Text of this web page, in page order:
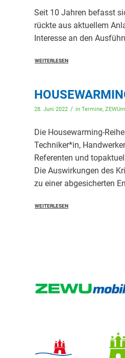
Seit 10 Jahren befasst
rückte aus aktuellem
Interesse an den
WEITERLESEN
28. Juni 2022 / in Termine,
Die Housewarming-
Techniker*in,
Referenten und
Die Auswirkungen des
zu einer abgesicherten
WEITERLESEN